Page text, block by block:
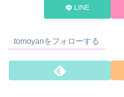
LINE
tomoyanをフォローする